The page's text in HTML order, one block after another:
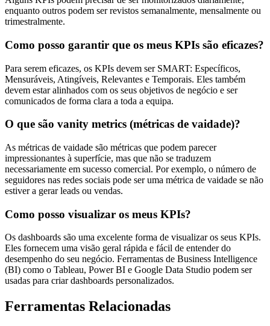
enquanto outros podem ser revistos semanalmente, mensalmente ou
trimestralmente.
Como posso garantir que os meus KPIs são eficazes?
Para serem eficazes, os KPIs devem ser SMART: Específicos,
Mensuráveis, Atingíveis, Relevantes e Temporais. Eles também
devem estar alinhados com os seus objetivos de negócio e ser
comunicados de forma clara a toda a equipa.
O que são vanity metrics (métricas de vaidade)?
As métricas de vaidade são métricas que podem parecer
impressionantes à superfície, mas que não se traduzem
necessariamente em sucesso comercial. Por exemplo, o número de
seguidores nas redes sociais pode ser uma métrica de vaidade se não
estiver a gerar leads ou vendas.
Como posso visualizar os meus KPIs?
Os dashboards são uma excelente forma de visualizar os seus KPIs.
Eles fornecem uma visão geral rápida e fácil de entender do
desempenho do seu negócio. Ferramentas de Business Intelligence
(BI) como o Tableau, Power BI e Google Data Studio podem ser
usadas para criar dashboards personalizados.
Ferramentas Relacionadas